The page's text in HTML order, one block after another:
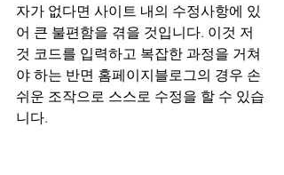
자가 없다면 사이트 내의 수정사항에 있
어 큰 불편함을 겪을 것입니다. 이것 저
것 코드를 입력하고 복잡한 과정을 거쳐
야 하는 반면 홈페이지블로그의 경우 손
쉬운 조작으로 스스로 수정을 할 수 있습
니다.